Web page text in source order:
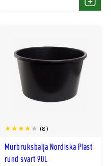
Köp
Murbruksbalja Nordiska Plast
rund svart 90L
(8)